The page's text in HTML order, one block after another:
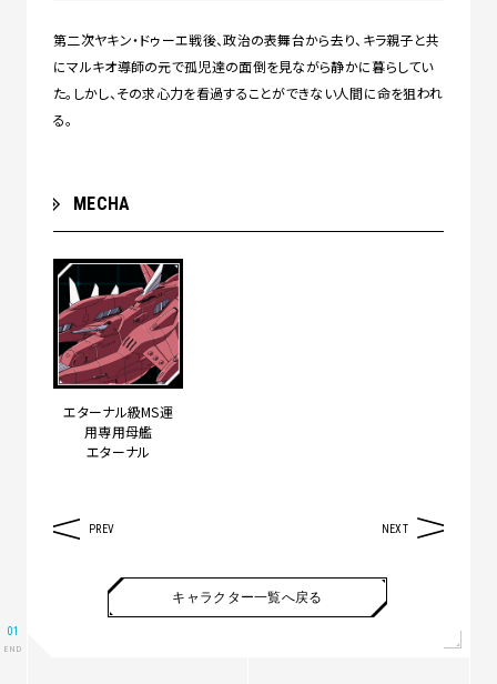
第二次ヤキン・ドゥーエ戦後、政治の表舞台から去り、キラ親子と共
にマルキオ導師の元で孤児達の面倒を見ながら静かに暮らしてい
た。しかし、その求心力を看過することができない人間に命を狙われ
る。
MECHA
エターナル級MS運
用専用母艦
エターナル
PREV NEXT
キャラクター一覧へ戻る